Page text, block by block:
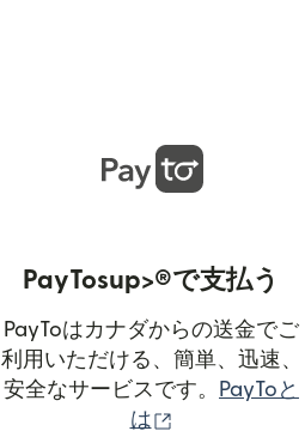
PayTosup>®で支払う
PayToはカナダからの送金でご
利用いただける、簡単、迅速、
安全なサービスです。
PayToと
は